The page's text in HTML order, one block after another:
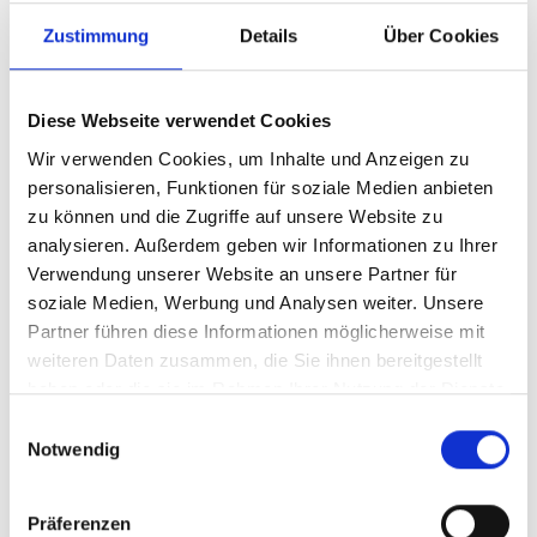
Zustimmung Details Über Cookies
Diese Webseite verwendet Cookies
Wir verwenden Cookies, um Inhalte und Anzeigen zu
personalisieren, Funktionen für soziale Medien anbieten
zu können und die Zugriffe auf unsere Website zu
analysieren. Außerdem geben wir Informationen zu Ihrer
Verwendung unserer Website an unsere Partner für
soziale Medien, Werbung und Analysen weiter. Unsere
Partner führen diese Informationen möglicherweise mit
weiteren Daten zusammen, die Sie ihnen bereitgestellt
haben oder die sie im Rahmen Ihrer Nutzung der Dienste
Notwendig
Präferenzen
InfiniBand spine blade,
36 QSFP28 ports
Produktnummer:
ANV-9209B10A00FE0D1
Hersteller-Nr.:
920-9B10A-00FE-0D1
Hersteller:
NVIDIA
Verfügbarkeit:
Nicht lagernd
Lieferzeit:
Nicht mehr verfügbar
Preis auf Anfrage
36 ports, support for SHArP, RoHS R6 Mellanox #